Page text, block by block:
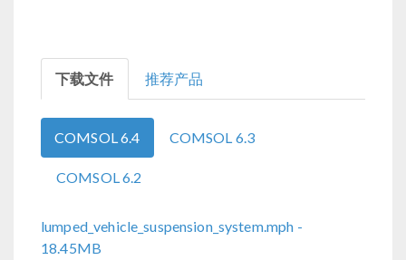
下载文件 推荐产品
COMSOL 6.4 COMSOL 6.3
COMSOL 6.2
lumped_vehicle_suspension_system.mph -
18.45MB